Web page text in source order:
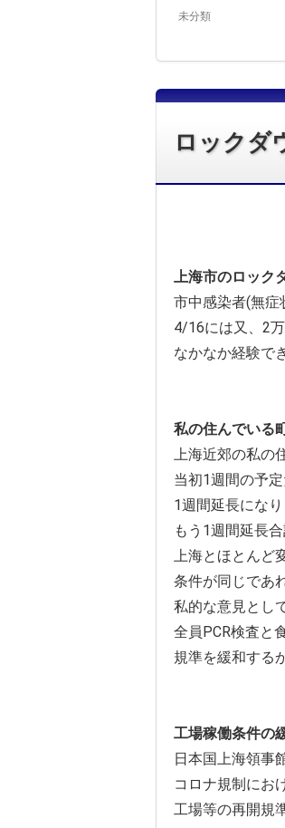
未分類
ロックダ
上海市のロック
市中感染者(無症
4/16には又、2
なかなか経験で
私の住んでいる
上海近郊の私の
当初1週間の予
1週間延長になり
もう1週間延長
上海とほとんど
条件が同じであ
私的な意見とし
全員PCR検査と
規準を緩和する
工場稼働条件の
日本国上海領事
コロナ規制にお
工場等の再開規